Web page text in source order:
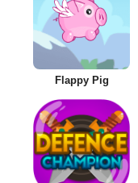
Flappy Pig